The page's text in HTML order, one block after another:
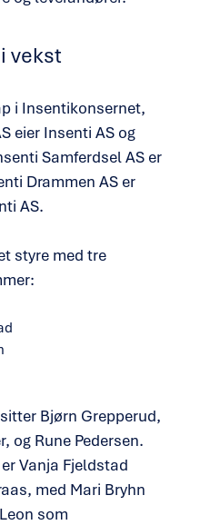
vekst
i Insentikonsernet,
eier Insenti AS og
Samferdsel AS er
Drammen AS er
AS.
styre med tre
Bjørn Grepperud,
og Rune Pedersen.
Vanja Fjeldstad
med Mari Bryhn
som